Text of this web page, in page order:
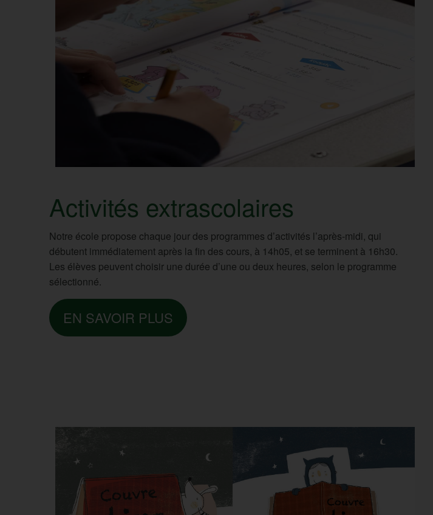
Activités extrascolaires
Notre école propose chaque jour des programmes d’activités l’après-midi, qui
débutent immédiatement après la fin des cours, à 14h05, et se terminent à 16h30.
Les élèves peuvent choisir une durée d’une ou deux heures, selon le programme
sélectionné.
EN SAVOIR PLUS